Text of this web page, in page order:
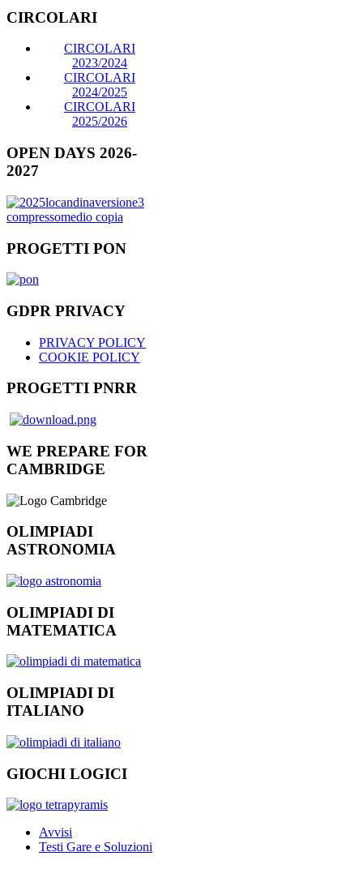
CIRCOLARI
CIRCOLARI
2023/2024
CIRCOLARI
2024/2025
CIRCOLARI
2025/2026
OPEN DAYS 2026-
2027
PROGETTI PON
GDPR PRIVACY
PRIVACY POLICY
COOKIE POLICY
PROGETTI PNRR
WE PREPARE FOR
CAMBRIDGE
OLIMPIADI
ASTRONOMIA
OLIMPIADI DI
MATEMATICA
OLIMPIADI DI
ITALIANO
GIOCHI LOGICI
Avvisi
Testi Gare e Soluzioni